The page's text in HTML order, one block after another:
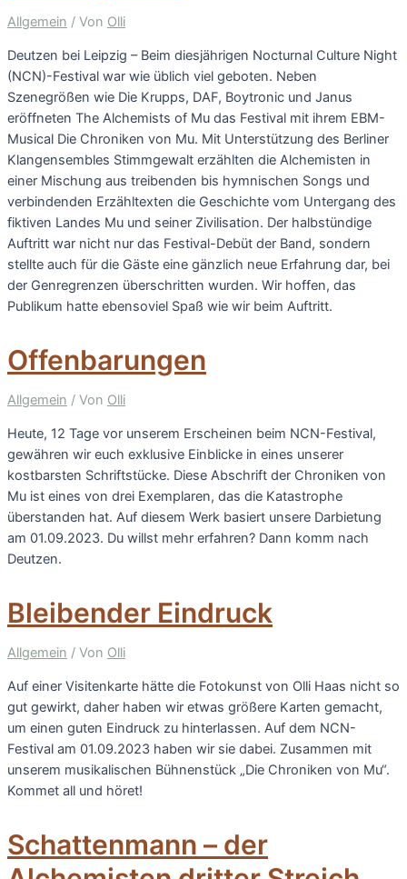
Allgemein / Von Olli
Deutzen bei Leipzig – Beim diesjährigen Nocturnal Culture Night
(NCN)-Festival war wie üblich viel geboten. Neben
Szenegrößen wie Die Krupps, DAF, Boytronic und Janus
eröffneten The Alchemists of Mu das Festival mit ihrem EBM-
Musical Die Chroniken von Mu. Mit Unterstützung des Berliner
Klangensembles Stimmgewalt erzählten die Alchemisten in
einer Mischung aus treibenden bis hymnischen Songs und
verbindenden Erzähltexten die Geschichte vom Untergang des
fiktiven Landes Mu und seiner Zivilisation. Der halbstündige
Auftritt war nicht nur das Festival-Debüt der Band, sondern
stellte auch für die Gäste eine gänzlich neue Erfahrung dar, bei
der Genregrenzen überschritten wurden. Wir hoffen, das
Publikum hatte ebensoviel Spaß wie wir beim Auftritt.
Offenbarungen
Allgemein / Von Olli
Heute, 12 Tage vor unserem Erscheinen beim NCN-Festival,
gewähren wir euch exklusive Einblicke in eines unserer
kostbarsten Schriftstücke. Diese Abschrift der Chroniken von
Mu ist eines von drei Exemplaren, das die Katastrophe
überstanden hat. Auf diesem Werk basiert unsere Darbietung
am 01.09.2023. Du willst mehr erfahren? Dann komm nach
Deutzen.
Bleibender Eindruck
Allgemein / Von Olli
Auf einer Visitenkarte hätte die Fotokunst von Olli Haas nicht so
gut gewirkt, daher haben wir etwas größere Karten gemacht,
um einen guten Eindruck zu hinterlassen. Auf dem NCN-
Festival am 01.09.2023 haben wir sie dabei. Zusammen mit
unserem musikalischen Bühnenstück „Die Chroniken von Mu“.
Kommet all und höret!
Schattenmann – der